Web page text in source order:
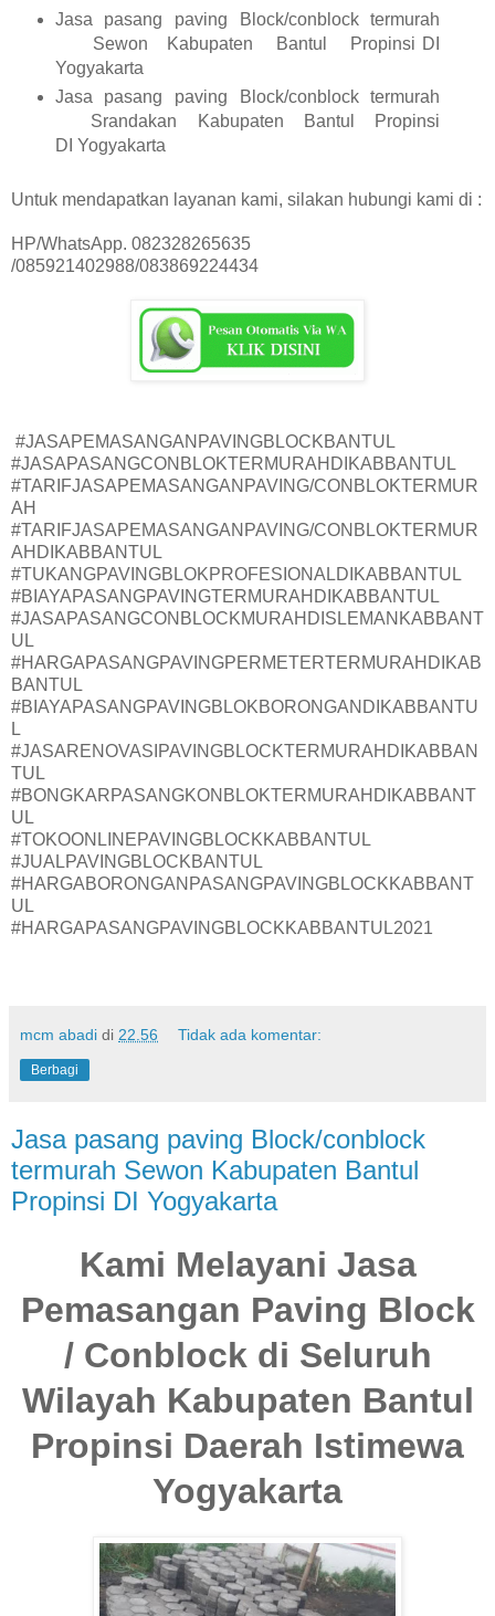
Jasa pasang paving Block/conblock termurah
Sewon
Kabupaten Bantul
Propinsi DI
Yogyakarta
Jasa pasang paving Block/conblock termurah
Srandakan
Kabupaten Bantul
Propinsi
DI Yogyakarta
Untuk mendapatkan layanan kami, silakan hubungi kami di :
HP/WhatsApp. 082328265635
/085921402988/083869224434
#JASAPEMASANGANPAVINGBLOCKBANTUL
#JASAPASANGCONBLOKTERMURAHDIKABBANTUL
#TARIFJASAPEMASANGANPAVING/CONBLOKTERMUR
AH
#TARIFJASAPEMASANGANPAVING/CONBLOKTERMUR
AHDIKABBANTUL
#TUKANGPAVINGBLOKPROFESIONALDIKABBANTUL
#BIAYAPASANGPAVINGTERMURAHDIKABBANTUL
#JASAPASANGCONBLOCKMURAHDISLEMANKABBANT
UL
#HARGAPASANGPAVINGPERMETERTERMURAHDIKAB
BANTUL
#BIAYAPASANGPAVINGBLOKBORONGANDIKABBANTU
L
#JASARENOVASIPAVINGBLOCKTERMURAHDIKABBAN
TUL
#BONGKARPASANGKONBLOKTERMURAHDIKABBANT
UL
#TOKOONLINEPAVINGBLOCKKABBANTUL
#JUALPAVINGBLOCKBANTUL
#HARGABORONGANPASANGPAVINGBLOCKKABBANT
UL
#HARGAPASANGPAVINGBLOCKKABBANTUL2021
mcm abadi di 22.56 Tidak ada komentar:
Berbagi
Jasa pasang paving Block/conblock
termurah Sewon Kabupaten Bantul
Propinsi DI Yogyakarta
Kami Melayani Jasa
Pemasangan Paving Block
/ Conblock di Seluruh
Wilayah Kabupaten Bantul
Propinsi Daerah Istimewa
Yogyakarta